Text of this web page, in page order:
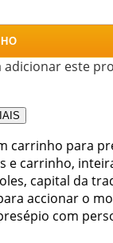
este
carrinho para
e carrinho,
capital da
accionar o
com